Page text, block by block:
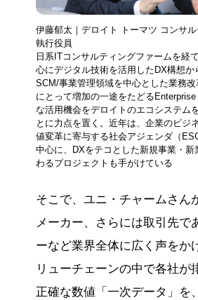
伊藤郁太｜デロイト トーマツ コンサ
執行役員
日系ITコンサルティングファームを経
心にデジタル技術を活用したDX構想か
SCM/事業管理領域を中心とした業務
にとって増加の一途をたどる
な活用機会をデロイトのエコシステム
とに力点を置く。近年は、企業のビジ
値変革に寄与する社会アジェンダ（
中心に、DXをテコとした新規事業・新
わるプロジェクトも手がけている
そこで、ユニ・チャームさん
メーカー、さらには取引先で
ーなど業界全体に広く声をか
リューチェーンの中で各社が
正確な数値「一次データ」を